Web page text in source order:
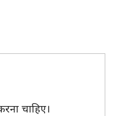
चाहिए।